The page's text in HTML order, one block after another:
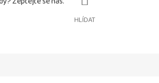
HLÍDAT